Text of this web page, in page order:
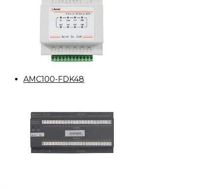
AMC100-FDK48